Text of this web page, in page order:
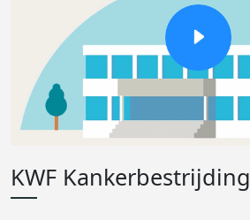
KWF Kankerbestrijding